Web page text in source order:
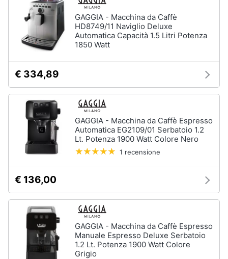
GAGGIA - Macchina da Caffè
HD8749/11 Naviglio Deluxe
Automatica Capacità 1.5 Litri Potenza
1850 Watt
€ 334,89
GAGGIA - Macchina da Caffè Espresso
Automatica EG2109/01 Serbatoio 1.2
Lt. Potenza 1900 Watt Colore Nero
1 recensione
€ 136,00
GAGGIA - Macchina da Caffè Espresso
Manuale Espresso Deluxe Serbatoio
1.2 Lt. Potenza 1900 Watt Colore
Grigio